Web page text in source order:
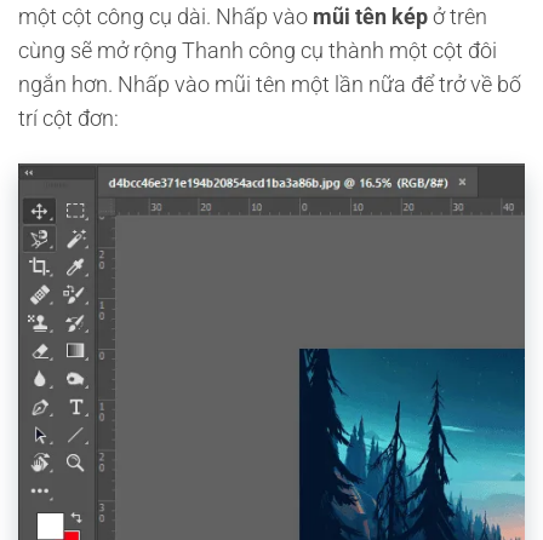
một cột công cụ dài. Nhấp vào mũi tên kép ở trên
cùng sẽ mở rộng Thanh công cụ thành một cột đôi
ngắn hơn. Nhấp vào mũi tên một lần nữa để trở về bố
trí cột đơn: